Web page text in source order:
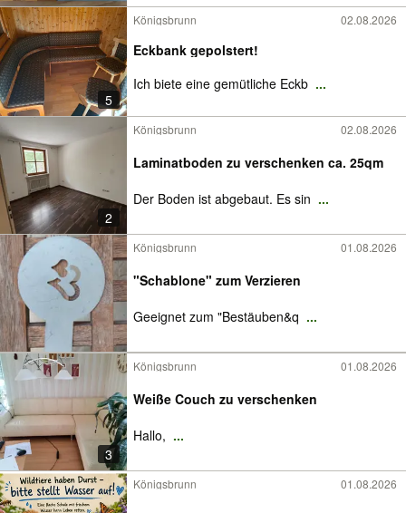
5
Königsbrunn 02.08.2026
Eckbank gepolstert!
Ich biete eine gemütliche Eckb ...
2
Königsbrunn 02.08.2026
Laminatboden zu verschenken ca. 25qm
Der Boden ist abgebaut. Es sin ...
Königsbrunn 01.08.2026
"Schablone" zum Verzieren
Geeignet zum "Bestäuben&q ...
3
Königsbrunn 01.08.2026
Weiße Couch zu verschenken
Hallo, ...
Königsbrunn 01.08.2026